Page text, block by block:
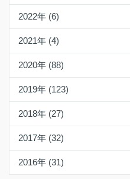
2022年 (6)
2021年 (4)
2020年 (88)
2019年 (123)
2018年 (27)
2017年 (32)
2016年 (31)